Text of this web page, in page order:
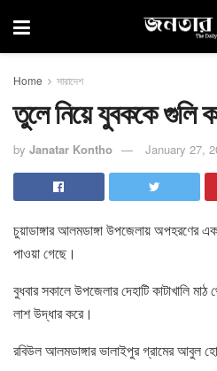
Home সারাদেশ
তুলে নিয়ে যুবককে গুলি
by Janatar Kontho January 27,
চুয়াডাঙ্গার আলমডাঙ্গা উপজেলায় অপহরণের
পাওয়া গেছে।
বুধবার সকালে উপজেলার দেহাটি কাটাখালি
লাশ উদ্ধার করে।
রবিউল আলমডাঙ্গার ভালাইপুর গ্রামের আবুল